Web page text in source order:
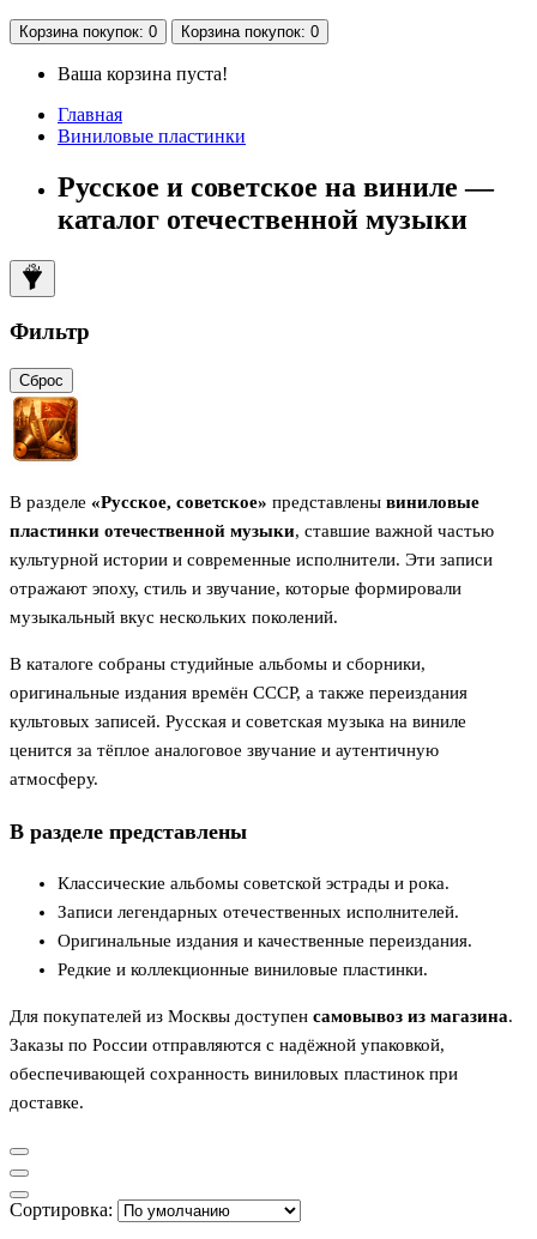
Корзина покупок: 0 Корзина покупок: 0
Ваша корзина пуста!
Главная
Виниловые пластинки
Русское и советское на виниле —
каталог отечественной музыки
Фильтр
Сброс
В разделе «Русское, советское» представлены виниловые
пластинки отечественной музыки, ставшие важной частью
культурной истории и современные исполнители. Эти записи
отражают эпоху, стиль и звучание, которые формировали
музыкальный вкус нескольких поколений.
В каталоге собраны студийные альбомы и сборники,
оригинальные издания времён СССР, а также переиздания
культовых записей. Русская и советская музыка на виниле
ценится за тёплое аналоговое звучание и аутентичную
атмосферу.
В разделе представлены
Классические альбомы советской эстрады и рока.
Записи легендарных отечественных исполнителей.
Оригинальные издания и качественные переиздания.
Редкие и коллекционные виниловые пластинки.
Для покупателей из Москвы доступен самовывоз из магазина.
Заказы по России отправляются с надёжной упаковкой,
обеспечивающей сохранность виниловых пластинок при
доставке.
Сортировка: